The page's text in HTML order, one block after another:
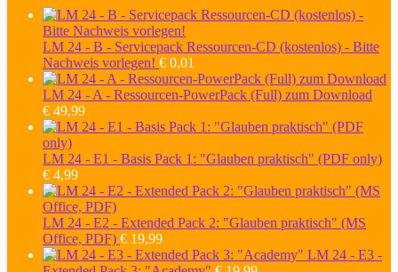
LM 24 - B - Servicepack Ressourcen-CD (kostenlos) - Bitte
Nachweis vorlegen! € 0,01
LM 24 - A - Ressourcen-PowerPack (Full) zum Download
€ 49,99
LM 24 - E1 - Basis Pack 1: "Glauben praktisch" (PDF only)
€ 4,99
LM 24 - E2 - Extended Pack 2: "Glauben praktisch" (MS
Office, PDF) € 19,99
LM 24 - E3 -